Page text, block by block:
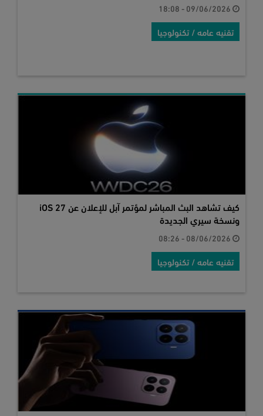
تقنيه عامه / تكنولوجيا
كيف تشاهد البث المباشر لمؤتمر آبل للإعلان عن iOS 27
ونسخة سيري الجديدة
تقنيه عامه / تكنولوجيا